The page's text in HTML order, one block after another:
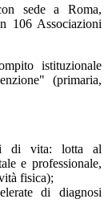
sede a Roma,
106 Associazioni
istituzionale
(primaria,
di vita: lotta al
e professionale,
fisica);
di diagnosi